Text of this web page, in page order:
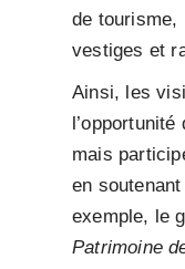
de tourisme,
vestiges et
Ainsi, les
mais
en
exemple, le
Patrimoine